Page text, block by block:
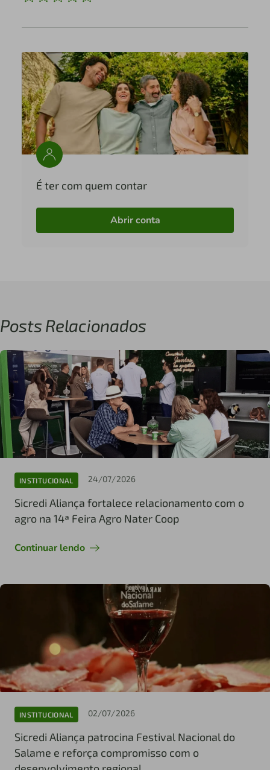
É ter com quem contar
Abrir conta
Posts Relacionados
INSTITUCIONAL 24/07/2026
Sicredi Aliança fortalece relacionamento com o
agro na 14ª Feira Agro Nater Coop
Continuar lendo
INSTITUCIONAL 02/07/2026
Sicredi Aliança patrocina Festival Nacional do
Salame e reforça compromisso com o